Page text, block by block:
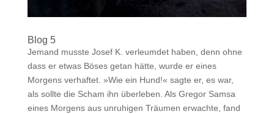
Blog 5
Jemand musste Josef K. verleumdet haben, denn ohne
dass er etwas Böses getan hätte, wurde er eines
Morgens verhaftet. »Wie ein Hund!« sagte er, es war,
als sollte die Scham ihn überleben. Als Gregor Samsa
eines Morgens aus unruhigen Träumen erwachte, fand